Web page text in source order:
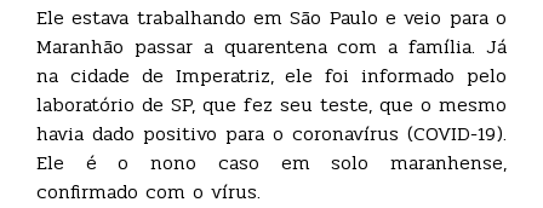
Ele estava trabalhando em São Paulo e veio para o
Maranhão passar a quarentena com a família. Já
na cidade de Imperatriz, ele foi informado pelo
laboratório de SP, que fez seu teste, que o mesmo
havia dado positivo para o coronavírus (COVID-19).
Ele é o nono caso em solo maranhense,
confirmado com o vírus.